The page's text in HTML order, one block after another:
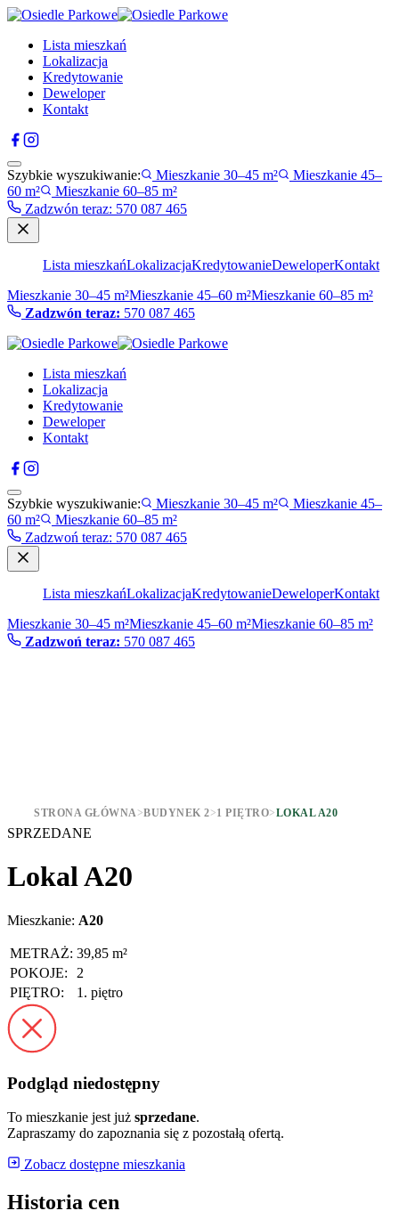
Lista mieszkań
Lokalizacja
Kredytowanie
Deweloper
Kontakt
Szybkie wyszukiwanie: Mieszkanie 30–45 m²
Mieszkanie 45–
60 m²
Mieszkanie 60–85 m²
Zadzwón teraz: 570 087 465
Lista mieszkańLokalizacjaKredytowanieDeweloperKontakt
Mieszkanie 30–45 m²Mieszkanie 45–60 m²Mieszkanie 60–85 m²
Zadzwón teraz: 570 087 465
Lista mieszkań
Lokalizacja
Kredytowanie
Deweloper
Kontakt
Szybkie wyszukiwanie: Mieszkanie 30–45 m²
Mieszkanie 45–
60 m²
Mieszkanie 60–85 m²
Zadzwoń teraz: 570 087 465
Lista mieszkańLokalizacjaKredytowanieDeweloperKontakt
Mieszkanie 30–45 m²Mieszkanie 45–60 m²Mieszkanie 60–85 m²
Zadzwoń teraz: 570 087 465
STRONA GŁÓWNA>BUDYNEK 2>1 PIĘTRO>LOKAL A20
SPRZEDANE
Lokal A20
Mieszkanie: A20
METRAŻ: 39,85 m²
POKOJE:
2
PIĘTRO:
1. piętro
Podgląd niedostępny
To mieszkanie jest już sprzedane.
Zapraszamy do zapoznania się z pozostałą ofertą.
Zobacz dostępne mieszkania
Historia cen